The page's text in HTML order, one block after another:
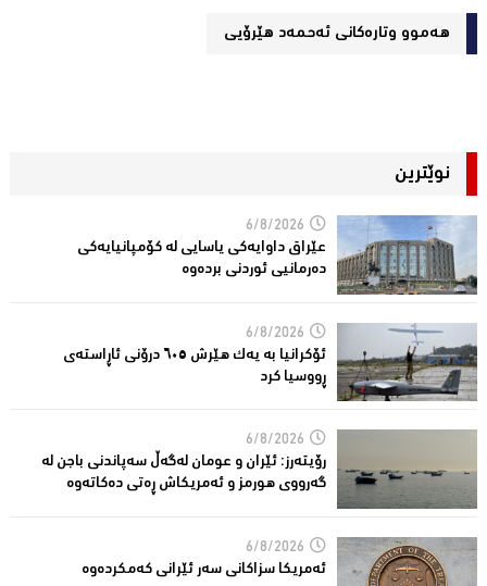
هەموو وتارەکانی ئه‌حمه‌د هێرۆیی
نوێترین
6/8/2026
عێراق داوایەکی یاسایی لە کۆمپانیایه‌كی
دەرمانیى ئوردنی بردەوە
6/8/2026
ئۆکرانیا بە یەک هێرش ٦٠٥ درۆنی ئاڕاستەى
ڕووسیا کرد
6/8/2026
رۆیتەرز: ئێران و عومان لەگەڵ سەپاندنی باجن لە
گەرووی هورمز و ئەمریکاش ڕەتی دەکاتەوە
6/8/2026
ئه‌مریكا سزاكانی سه‌ر ئێرانی كه‌مكرده‌وه‌